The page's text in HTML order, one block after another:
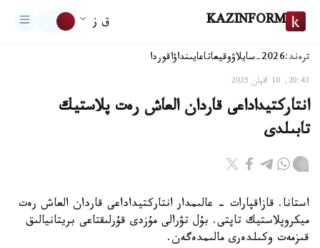
KAZINFORM ق ز
ترەند:2026-سايلاۋ وقيعاتاعايىنداۋاقوردا
20:43, 10 اقپان 2025
انتاركتيداداعى قاردان العاش رەت پلاستيك
تابىلدى
استانا. قازاقپارات - عالىمدار انتاركتيداداعى قاردان العاش رەت
ميكروپلاستيك تاپتى. بۇل تۋرالى مۇزدى قۇرلىقتاعى بريتانيالىق
قىزمەت وكىلدەرى مالىمدەگەن.